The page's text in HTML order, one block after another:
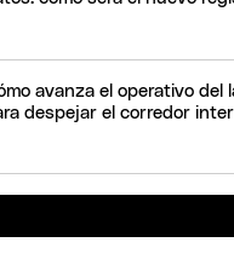
avanza el operativo del
despejar el corredor